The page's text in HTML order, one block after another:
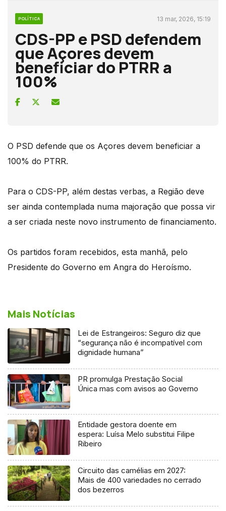
POLÍTICA 13 mar, 2026, 15:19
CDS-PP e PSD defendem
que Açores devem
beneficiar do PTRR a
100%
O PSD defende que os Açores devem beneficiar a
100% do PTRR.
Para o CDS-PP, além destas verbas, a Região deve
ser ainda contemplada numa majoração que possa vir
a ser criada neste novo instrumento de financiamento.
Os partidos foram recebidos, esta manhã, pelo
Presidente do Governo em Angra do Heroísmo.
Mais Notícias
Lei de Estrangeiros: Seguro diz que
“segurança não é incompatível com
dignidade humana”
PR promulga Prestação Social
Única mas com avisos ao Governo
Entidade gestora doente em
espera: Luísa Melo substitui Filipe
Ribeiro
Circuito das camélias em 2027:
Mais de 400 variedades no cerrado
dos bezerros